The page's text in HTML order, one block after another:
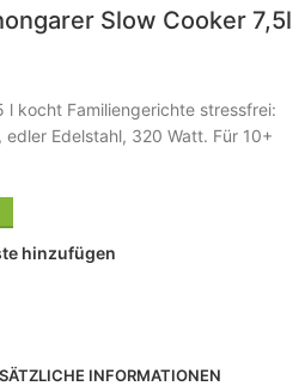
Slow Cooker 7,5l
l kocht Familiengerichte stressfrei:
Edelstahl, 320 Watt. Für 10+
hinzufügen
INFORMATIONEN